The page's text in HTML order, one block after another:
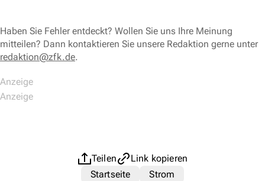
Haben Sie Fehler entdeckt? Wollen Sie uns Ihre Meinung
mitteilen? Dann kontaktieren Sie unsere Redaktion gerne unter
redaktion@zfk.de.
Teilen
Link kopieren
Startseite
Strom